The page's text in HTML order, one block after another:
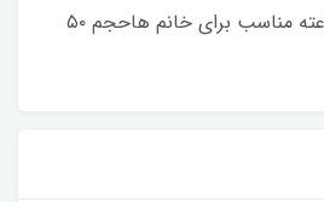
پاربن ماندگاری ۴۸ ساعته مناسب برای خانم هاحجم ۵۰